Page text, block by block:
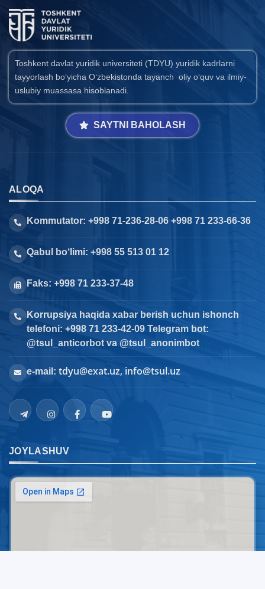
Toshkent davlat yuridik universiteti (TDYU) yuridik kadrlarni
tayyorlash bo‘yicha O‘zbekistonda tayanch oliy o‘quv va ilmiy-
uslubiy muassasa hisoblanadi.
SAYTNI BAHOLASH
ALOQA
Kommutator: +998 71-236-28-06 +998 71 233-66-36
Qabul bo‘limi: +998 55 513 01 12
Faks: +998 71 233-37-48
Korrupsiya haqida xabar berish uchun ishonch
telefoni: +998 71 233-42-09 Telegram bot:
@tsul_anticorbot va @tsul_anonimbot
e-mail: tdyu@exat.uz, info@tsul.uz
JOYLASHUV